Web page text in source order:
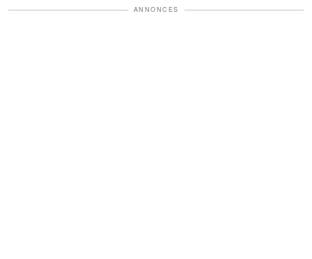
ANNONCES